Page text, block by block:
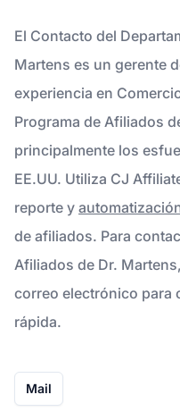
El Contacto del
Martens es un gerente
experiencia en
Programa de Afiliados
principalmente los
EE.UU. Utiliza CJ
reporte y
de afiliados. Para
Afiliados de Dr.
correo electrónico para
rápida.
Mail